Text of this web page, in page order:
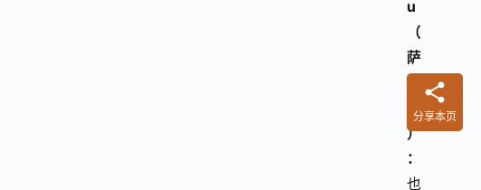
u
（
萨
古
鲁
）
：
也
分享本页